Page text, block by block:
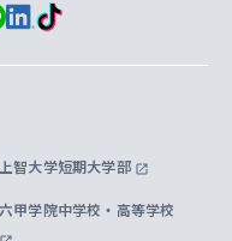
究科
ーションセンター
援新制度
金
ンティティ
生歌
スでの撮影について
の情報公表
上智大学短期大学部
六甲学院中学校・高等学校